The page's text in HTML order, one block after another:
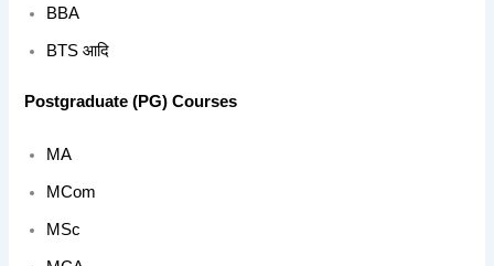
BBA
BTS आदि
Postgraduate (PG) Courses
MA
MCom
MSc